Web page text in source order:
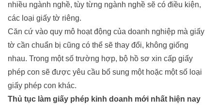
nhiều ngành nghề, tùy từng ngành nghề sẽ có điều kiện,
các loại giấy tờ riêng.
Căn cứ vào quy mô hoạt động của doanh nghiệp mà giấy
tờ cần chuẩn bị cũng có thể sẽ thay đổi, không giống
nhau. Trong một số trường hợp, bộ hồ sơ xin cấp giấy
phép con sẽ được yêu cầu bổ sung một hoặc một số loại
giấy phép con khác.
Thủ tục làm giấy phép kinh doanh mới nhất hiện nay